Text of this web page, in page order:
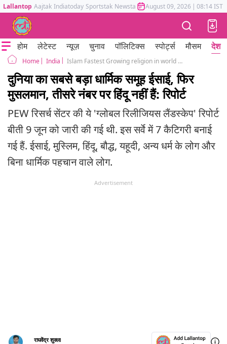
Lallantop Aajtak Indiatoday Sportstak Newstak Mumbai Tak Astrotak
August 09, 2026 | 08:14 IST
होम लेटेस्ट न्यूज़ चुनाव पॉलिटिक्स स्पोर्ट्स मौसम देश
Home India Islam Fastest Growing religion in world Christianity second said Pew Report
दुनिया का सबसे बड़ा धार्मिक समूह ईसाई, फिर
मुसलमान, तीसरे नंबर पर हिंदू नहीं हैं: रिपोर्ट
PEW रिसर्च सेंटर की ये 'ग्लोबल रिलीजियस लैंडस्केप' रिपोर्ट
बीती 9 जून को जारी की गई थी. इस सर्वे में 7 कैटिगरी बनाई
गई हैं. ईसाई, मुस्लिम, हिंदू, बौद्ध, यहूदी, अन्य धर्म के लोग और
बिना धार्मिक पहचान वाले लोग.
Advertisement
राघवेंद्र शुक्ला